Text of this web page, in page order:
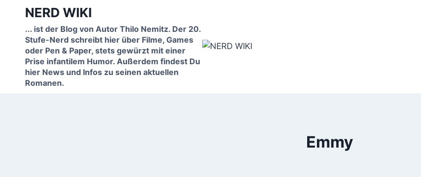
springen
NERD WIKI
... ist der Blog von Autor Thilo Nemitz. Der 20.
Stufe-Nerd schreibt hier über Filme, Games
oder Pen & Paper, stets gewürzt mit einer
Prise infantilem Humor. Außerdem findest Du
hier News und Infos zu seinen aktuellen
Romanen.
Emmy